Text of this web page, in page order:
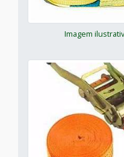
Imagem